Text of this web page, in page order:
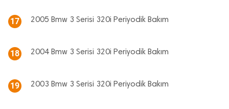
17 2005 Bmw 3 Serisi 320i Periyodik Bakım
18 2004 Bmw 3 Serisi 320i Periyodik Bakım
19 2003 Bmw 3 Serisi 320i Periyodik Bakım